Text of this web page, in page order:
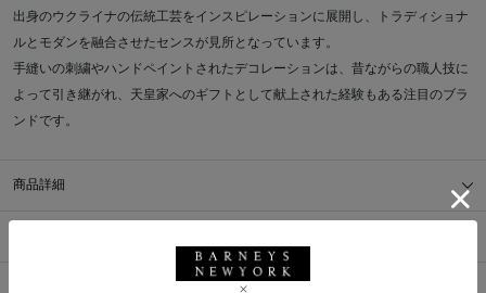
出身のウクライナの伝統工芸をインスピレーションに展開し、トラディショナ
ルとモダンを融合させたセンスが見所となっています。
手縫いの刺繍やハンドペイントされたデコレーションは、昔ながらの職人技に
よって引き継がれ、天皇家へのギフトとして献上された経験もある注目のブラ
ンドです。
商品詳細
※採寸の詳細につきましては、サイズガイドをご覧ください。